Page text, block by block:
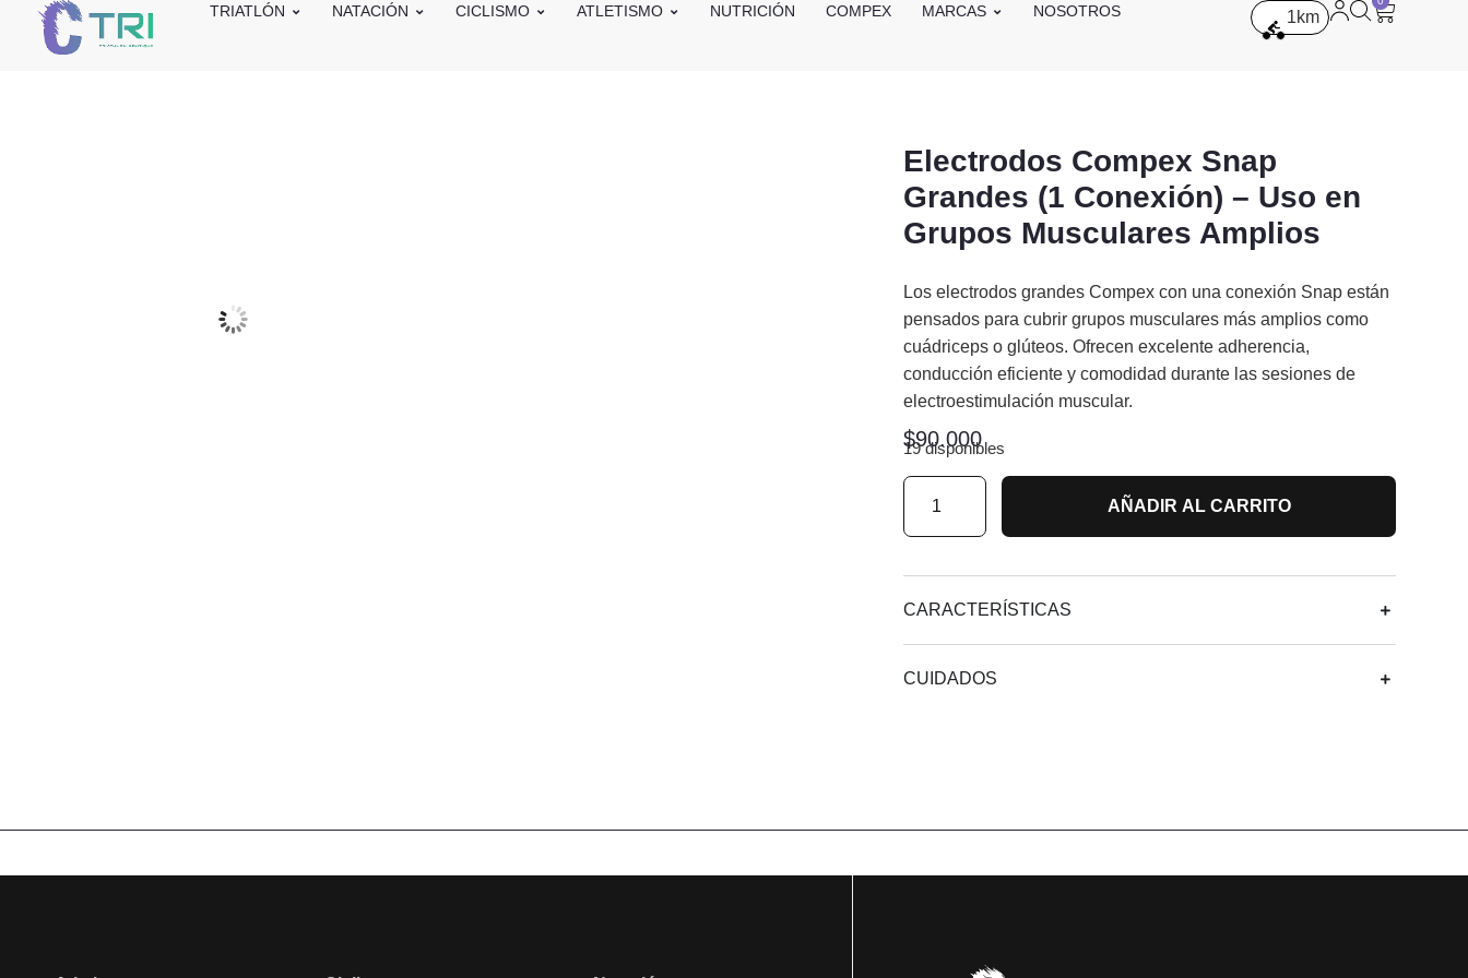
TRIATLÓN NATACIÓN CICLISMO ATLETISMO NUTRICIÓN COMPEX MARCAS NOSOTROS 1km
Electrodos Compex Snap
Grandes (1 Conexión) – Uso en
Grupos Musculares Amplios
Los electrodos grandes Compex con una conexión Snap están
pensados para cubrir grupos musculares más amplios como
cuádriceps o glúteos. Ofrecen excelente adherencia,
conducción eficiente y comodidad durante las sesiones de
electroestimulación muscular.
$90.000
19 disponibles
AÑADIR AL CARRITO
CARACTERÍSTICAS
CUIDADOS